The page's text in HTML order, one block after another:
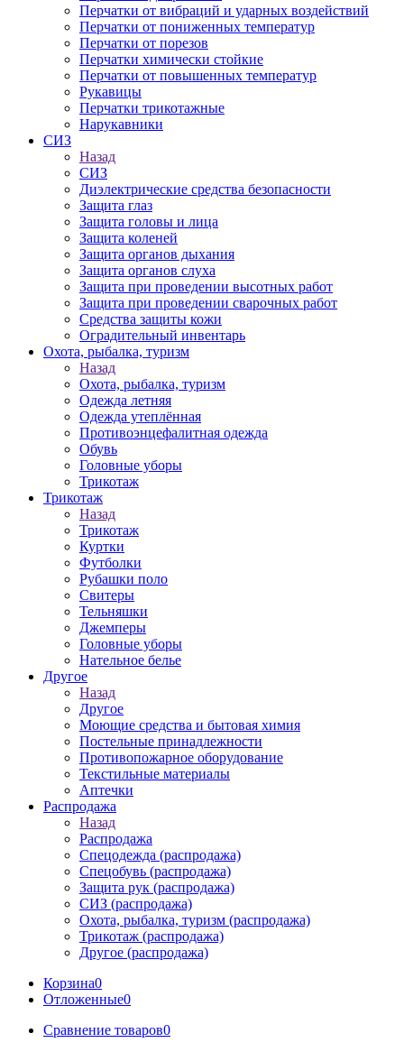
Перчатки от вибраций и ударных воздействий
Перчатки от пониженных температур
Перчатки от порезов
Перчатки химически стойкие
Перчатки от повышенных температур
Рукавицы
Перчатки трикотажные
Нарукавники
СИЗ
Назад
СИЗ
Диэлектрические средства безопасности
Защита глаз
Защита головы и лица
Защита коленей
Защита органов дыхания
Защита органов слуха
Защита при проведении высотных работ
Защита при проведении сварочных работ
Средства защиты кожи
Оградительный инвентарь
Охота, рыбалка, туризм
Назад
Охота, рыбалка, туризм
Одежда летняя
Одежда утеплённая
Противоэнцефалитная одежда
Обувь
Головные уборы
Трикотаж
Трикотаж
Назад
Трикотаж
Куртки
Футболки
Рубашки поло
Свитеры
Тельняшки
Джемперы
Головные уборы
Нательное белье
Другое
Назад
Другое
Моющие средства и бытовая химия
Постельные принадлежности
Противопожарное оборудование
Текстильные материалы
Аптечки
Распродажа
Назад
Распродажа
Спецодежда (распродажа)
Спецобувь (распродажа)
Защита рук (распродажа)
СИЗ (распродажа)
Охота, рыбалка, туризм (распродажа)
Трикотаж (распродажа)
Другое (распродажа)
Корзина0
Отложенные0
Сравнение товаров0